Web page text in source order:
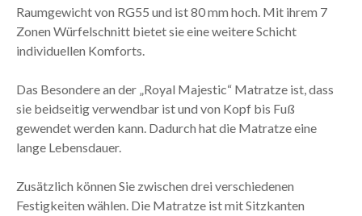
Raumgewicht von RG55 und ist 80 mm hoch. Mit ihrem 7
Zonen Würfelschnitt bietet sie eine weitere Schicht
individuellen Komforts.
Das Besondere an der „Royal Majestic“ Matratze ist, dass
sie beidseitig verwendbar ist und von Kopf bis Fuß
gewendet werden kann. Dadurch hat die Matratze eine
lange Lebensdauer.
Zusätzlich können Sie zwischen drei verschiedenen
Festigkeiten wählen. Die Matratze ist mit Sitzkanten